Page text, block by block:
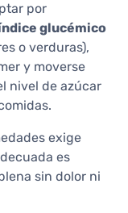
por
glucémico
o verduras),
y moverse
nivel de azúcar
exige
es
sin dolor ni